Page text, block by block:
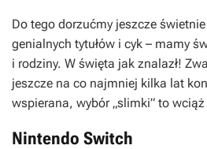
Do tego dorzućmy jeszcze
genialnych tytułów i cyk – mamy
i rodziny. W święta jak znalazł!
jeszcze na co najmniej kilka lat
wspierana, wybór „slimki” to
Nintendo Switch